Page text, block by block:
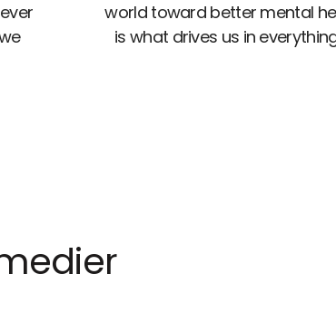
world toward better mental
is what drives us in